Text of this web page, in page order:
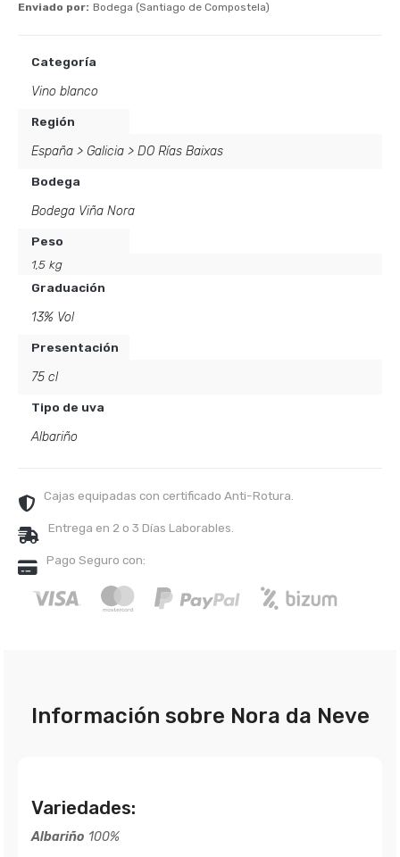
Enviado por: Bodega (Santiago de Compostela)
Categoría
Vino blanco
Región
España > Galicia > DO Rías Baixas
Bodega
Bodega Viña Nora
Peso
1,5 kg
Graduación
13% Vol
Presentación
75 cl
Tipo de uva
Albariño
Cajas equipadas con certificado Anti-Rotura.
Entrega en 2 o 3 Días Laborables.
Pago Seguro con:
Información sobre Nora da Neve
Variedades:
Albariño 100%